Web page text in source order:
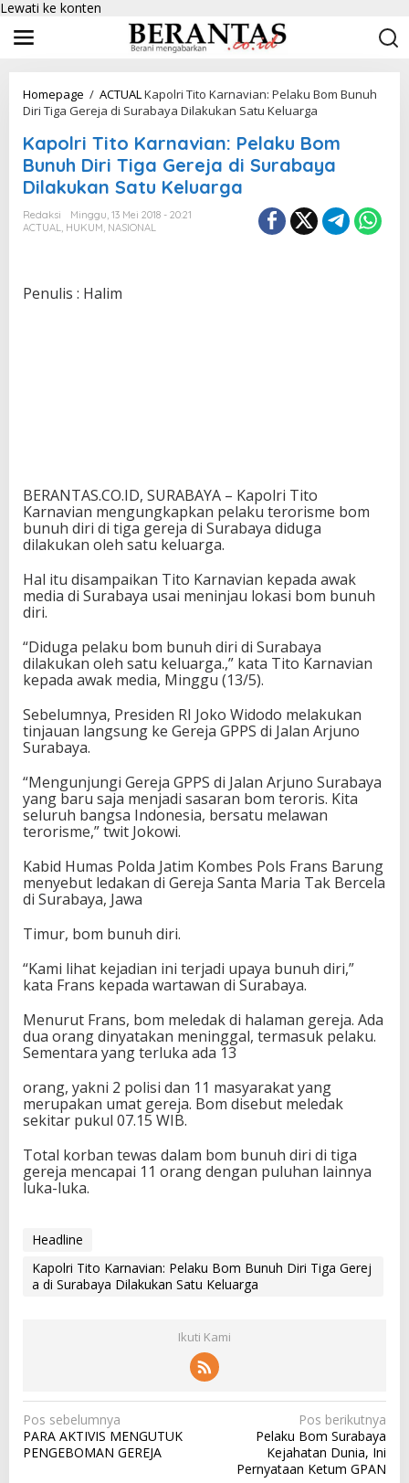
Lewati ke konten
Homepage / ACTUALKapolri Tito Karnavian: Pelaku Bom Bunuh
Diri Tiga Gereja di Surabaya Dilakukan Satu Keluarga
Kapolri Tito Karnavian: Pelaku Bom
Bunuh Diri Tiga Gereja di Surabaya
Dilakukan Satu Keluarga
Redaksi
Minggu, 13 Mei 2018 - 20:21
ACTUAL, HUKUM, NASIONAL
Penulis : Halim
BERANTAS.CO.ID, SURABAYA – Kapolri Tito
Karnavian mengungkapkan pelaku terorisme bom
bunuh diri di tiga gereja di Surabaya diduga
dilakukan oleh satu keluarga.
Hal itu disampaikan Tito Karnavian kepada awak
media di Surabaya usai meninjau lokasi bom bunuh
diri.
“Diduga pelaku bom bunuh diri di Surabaya
dilakukan oleh satu keluarga.,” kata Tito Karnavian
kepada awak media, Minggu (13/5).
Sebelumnya, Presiden RI Joko Widodo melakukan
tinjauan langsung ke Gereja GPPS di Jalan Arjuno
Surabaya.
“Mengunjungi Gereja GPPS di Jalan Arjuno Surabaya
yang baru saja menjadi sasaran bom teroris. Kita
seluruh bangsa Indonesia, bersatu melawan
terorisme,” twit Jokowi.
Kabid Humas Polda Jatim Kombes Pols Frans Barung
menyebut ledakan di Gereja Santa Maria Tak Bercela
di Surabaya, Jawa
Timur, bom bunuh diri.
“Kami lihat kejadian ini terjadi upaya bunuh diri,”
kata Frans kepada wartawan di Surabaya.
Menurut Frans, bom meledak di halaman gereja. Ada
dua orang dinyatakan meninggal, termasuk pelaku.
Sementara yang terluka ada 13
orang, yakni 2 polisi dan 11 masyarakat yang
merupakan umat gereja. Bom disebut meledak
sekitar pukul 07.15 WIB.
Total korban tewas dalam bom bunuh diri di tiga
gereja mencapai 11 orang dengan puluhan lainnya
luka-luka.
Headline
Kapolri Tito Karnavian: Pelaku Bom Bunuh Diri Tiga Gerej
a di Surabaya Dilakukan Satu Keluarga
Ikuti Kami
N
a
Pos sebelumnya
PARA AKTIVIS MENGUTUK
PENGEBOMAN GEREJA
Pos berikutnya
Pelaku Bom Surabaya
Kejahatan Dunia, Ini
Pernyataan Ketum GPAN